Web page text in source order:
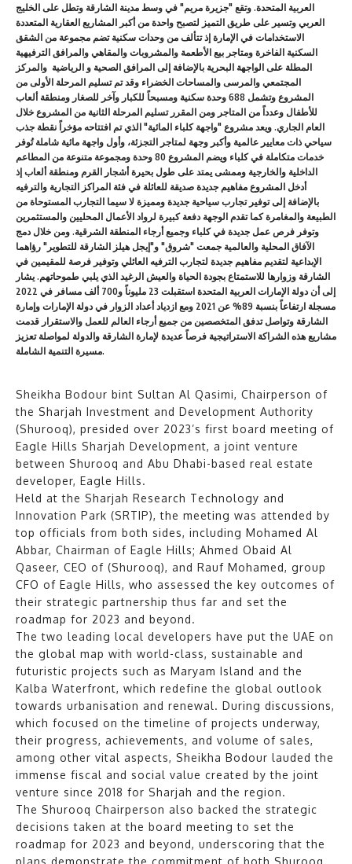
العربية المتحدة. وتقع "جزيرة مريم" في وسط مدينة الشارقة وتطل على الخليج
العربي وتسير على طريق التميز لتصبح واحدة من أكبر المشاريع العقارية المتعددة
الاستخدامات في الإمارة إذ تتألف من وحدات سكنية تضم مجموعة من الشقق
السكنية الفاخرة ومتاجر بيع الأطعمة والمشروبات والمقاهي والمرافق الترفيهية
المطلة على الواجهة البحرية بالإضافة إلى المرافق الصحية و الرياضية والمركز
المجتمعي والمرسى والمساحات الخضراء وقد تم تسليم المرحلة الأولى من
المشروع وتشمل 688 وحدة سكنية ومسبحاً للكبار وآخر للصغار ومنطقة ألعاب
للأطفال وعدداً من المتاجر ومن المقرر تسليم المرحلة الثانية من المشروع خلال
العام الجاري. ويعد مشروع "واجهة كلباء المائية" الذي تم افتتاحه مؤخراً نقطة جذب
سياحي ذات معايير عالمية وأكبر وجهة لمتاجر التجزئة، وأول واجهة مائية شاملة تُوفر
خدمات متكاملة في كلباء ويضم المشروع 80 وحدة ومجموعة متنوعة من المطاعم
الداخلية والخارجية وممشى يمتد على طول بحيرة أشجار القرم ومنطقة ألعاب إذ
أدخل المشروع مفاهيم جديدة صديقة للعائلة في فئة المراكز التجارية والترفيه
بالإضافة إلى توفير تجارب سياحية جديدة ومميزة لا سيما التجارب المستوحاة من
الطبيعة والمغامرة كما تقدم الوجهة دفعة كبيرة لرواد الأعمال المحليين والمستثمرين
وتوفر فرص عمل جديدة في كلباء وجميع أرجاء المنطقة الشرقية. ومن خلال دمج
الآفاق المحلية والعالمية جمعت "شروق" و"إيجل هيلز الشارقة للتطوير" رؤاهما
الإبداعية لتقديم مفاهيم جديدة لتجارب الترفيه العائلي وتوفير فرصة للمقيمين في
الشارقة وزوارها للاستمتاع بجودة الحياة والعيش الرغيد الذي يلبي طموحاتهم. يشار
إلى أن دولة الإمارات العربية المتحدة استقبلت 23 مليوناً و700 ألف مسافر في 2022
مسجلة ارتفاعاً بنسبة 89% عن 2021 ومع ازدياد أعداد الزوار في دولة الإمارات وإمارة
الشارقة وتواصل تدفق المتخصصين من جميع أرجاء العالم للعمل والاستقرار قدمت
مشاريع هذه الشراكة الاستراتيجية فرصاً عديدة لإمارة الشارقة والدولة لمواصلة تعزيز
مسيرة التنمية الشاملة.
Sheikha Bodour bint Sultan Al Qasimi, Chairperson of
the Sharjah Investment and Development Authority
(Shurooq), presided over 2023’s first board meeting of
Eagle Hills Sharjah Development, a joint venture
between Shurooq and Abu Dhabi-based real estate
developer, Eagle Hills.
Held at the Sharjah Research Technology and
Innovation Park (SRTIP), the meeting was attended by
top officials from both sides, including Mohamed Al
Abbar, Chairman of Eagle Hills; Ahmed Obaid Al
Qaseer, CEO of (Shurooq), and Rauf Mohamed, group
CFO of Eagle Hills, who assessed the key outcomes of
their strategic partnership thus far and set the
roadmap for 2023 and beyond.
The two leading local developers have put the UAE on
the global map with world-class, sustainable and
futuristic projects such as Maryam Island and the
Kalba Waterfront, which redefine the global outlook
towards urbanisation and renewal. During discussions,
which focused on the timeline of projects underway,
their progress, achievements, and volume of sales,
among other vital aspects, Sheikha Bodour lauded the
immense fiscal and social value created by the joint
venture since 2018 for Sharjah and the region.
The Shurooq Chairperson also backed the strategic
decisions taken at the board meeting to set the
roadmap for 2023 and beyond, underscoring that the